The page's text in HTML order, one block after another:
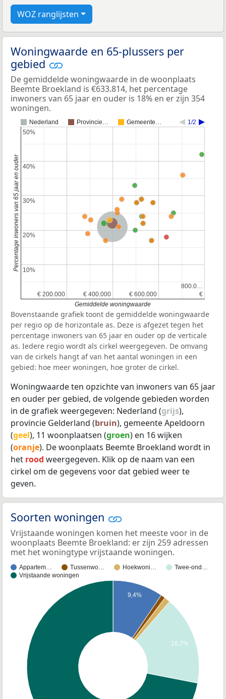
WOZ ranglijsten
Woningwaarde en 65-plussers per
gebied
De gemiddelde woningwaarde in de woonplaats
Beemte Broekland is €633.814, het percentage
inwoners van 65 jaar en ouder is 18% en er zijn 354
woningen.
Nederland Provincie… Gemeente… 1/2
Nederland
Provincie Gelderland
€ 200.000
€ 200.000 € 400.000
€ 400.000 € 600.000
€ 600.000 €
€
800.0…
800.0…
10%
10%
20%
20%
30%
30%
40%
40%
50%
50%
Gemiddelde woningwaarde
Percentage inwoners van 65 jaar en ouder
Bovenstaande grafiek toont de gemiddelde woningwaarde
per regio op de horizontale as. Deze is afgezet tegen het
percentage inwoners van 65 jaar en ouder op de verticale
as. Iedere regio wordt als cirkel weergegeven. De omvang
van de cirkels hangt af van het aantal woningen in een
gebied: hoe meer woningen, hoe groter de cirkel.
Woningwaarde ten opzichte van inwoners van 65 jaar
en ouder per gebied, de volgende gebieden worden
in de grafiek weergegeven: Nederland (grijs),
provincie Gelderland (bruin), gemeente Apeldoorn
(geel), 11 woonplaatsen (groen) en 16 wijken
(oranje). De woonplaats Beemte Broekland wordt in
het rood weergegeven. Klik op de naam van een
cirkel om de gegevens voor dat gebied weer te
geven.
Soorten woningen
Vrijstaande woningen komen het meeste voor in de
woonplaats Beemte Broekland: er zijn 259 adressen
met het woningtype vrijstaande woningen.
Appartem… Tussenwo… Hoekwoni…
Twee-ond…
Vrijstaande woningen
9,4%
16,7%